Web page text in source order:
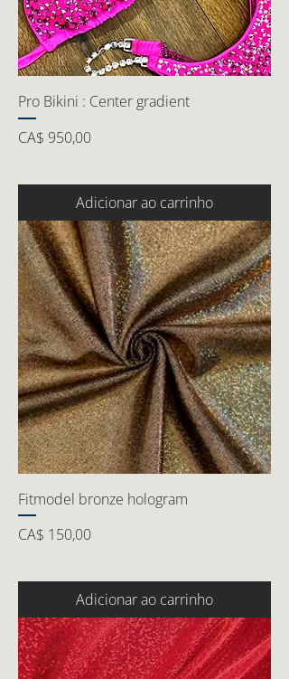
Pro Bikini : Center gradient
Preço
CA$ 950,00
Adicionar ao carrinho
Fitmodel bronze hologram
Preço
CA$ 150,00
Adicionar ao carrinho